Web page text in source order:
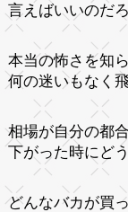
言えばいいのだろ
本当の怖さを知
何の迷いもなく
相場が自分の都
下がった時にど
どんなバカが買